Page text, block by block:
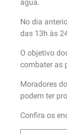
água.
No dia
das 13h às
O objetivo
combater as
Moradores
podem ter
Confira os